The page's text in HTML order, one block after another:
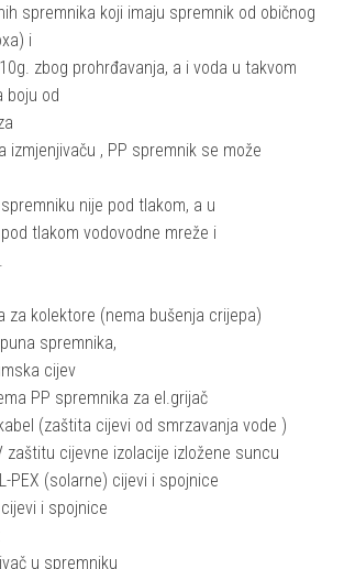
spremnika koji imaju spremnik od običnog
i
zbog prohrđavanja, a i voda u takvom
boju od
izmjenjivaču , PP spremnik se može
nije pod tlakom, a u
tlakom vodovodne mreže i
za kolektore (nema bušenja crijepa)
spremnika,
cijev
PP spremnika za el.grijač
(zaštita cijevi od smrzavanja vode )
zaštitu cijevne izolacije izložene suncu
PEX (solarne) cijevi i spojnice
i spojnice
u spremniku